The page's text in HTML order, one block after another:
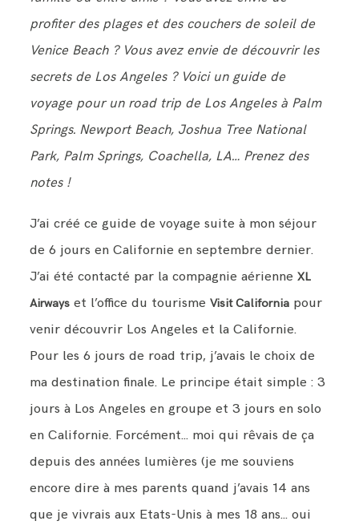
profiter des plages et des couchers de soleil de
Venice Beach ? Vous avez envie de découvrir les
secrets de Los Angeles ? Voici un guide de
voyage pour un road trip de Los Angeles à Palm
Springs. Newport Beach, Joshua Tree National
Park, Palm Springs, Coachella, LA… Prenez des
notes !
J’ai créé ce guide de voyage suite à mon séjour
de 6 jours en Californie en septembre dernier.
J’ai été contacté par la compagnie aérienneXL
Airways et l’office du tourismeVisit California pour
venir découvrir Los Angeles et la Californie.
Pour les 6 jours de road trip, j’avais le choix de
ma destination finale. Le principe était simple : 3
jours à Los Angeles en groupe et 3 jours en solo
en Californie. Forcément… moi qui rêvais de ça
depuis des années lumières (je me souviens
encore dire à mes parents quand j’avais 14 ans
que je vivrais aux Etats-Unis à mes 18 ans… oui